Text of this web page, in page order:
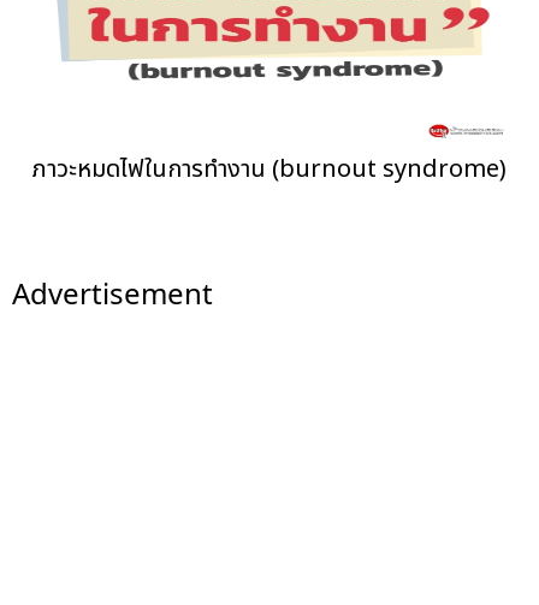
ภาวะหมดไฟในการทำงาน (burnout syndrome)
Advertisement